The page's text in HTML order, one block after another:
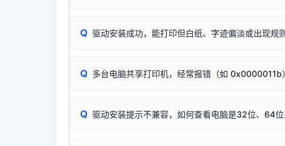
📌 行业常见典型例子（它们共用同一个官方驱动包
：HP Smart Tank 511、515、516、518等属于
：Epson L4266、L4268、L4269等属于同系
进行简易复印测试（限一体机）：掀开扫描仪盖板
❌ 复印无反应/打印白纸 = 打印机本身存在硬件故
进入系统打印队列，点击顶部「打印机」菜单，检
完整图文修复指导：打印机显示脱机一键修复教程
Q 驱动安装成功，能打印但白纸、字迹偏淡或出现规
机身自检或复印同样不正常：激光机可能碳粉耗尽
Q 多台电脑共享打印机，经常报错（如 0x0000011b
✅ 建议首先自查：打印机本身是否支持WiFi/无线
Q 驱动安装提示不兼容，如何查看电脑是32位、64位